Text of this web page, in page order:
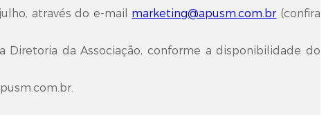
através do e-mail marketing@apusm.com.br (confira
da Associação, conforme a disponibilidade do